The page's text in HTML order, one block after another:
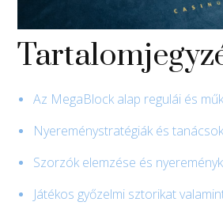
Az MegaBlock alap regulái és
Nyereménystratégiák és
Szorzók elemzése és
Játékos győzelmi sztorikat